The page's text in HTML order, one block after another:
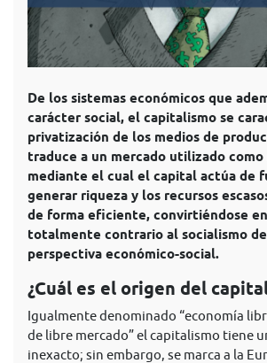
De los sistemas económicos que
carácter social, el capitalismo se
privatización de los medios de
traduce a un mercado utilizado como
mediante el cual el capital actúa de
generar riqueza y los recursos
de forma eficiente, convirtiéndose
totalmente contrario al socialismo
perspectiva económico-social.
¿Cuál es el origen del
Igualmente denominado “economía
de libre mercado” el capitalismo tiene
inexacto; sin embargo, se marca a la